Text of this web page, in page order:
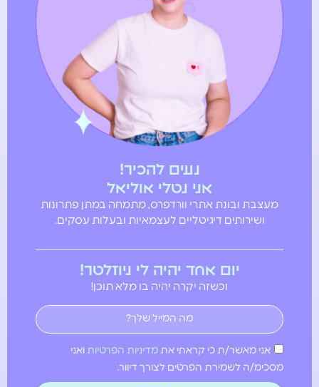
נעים להכיר!
אני נטלי אוליאל
מעצבת ובונת אתרי וורדפרס, מתמחה במתן פתרונות
ושירותים דיגיטליים לעצמאיות ובעלות עסקים.
יום אחד יהיה לי ניוזלטר!
וכשזה יקרה יהיה בו מלא תוכן!
אני מאשר/ת כי קראתי את מדיניות הפרטיות ואני
מסכימ/ה לשמירת הפרטים לצורך דיוור.